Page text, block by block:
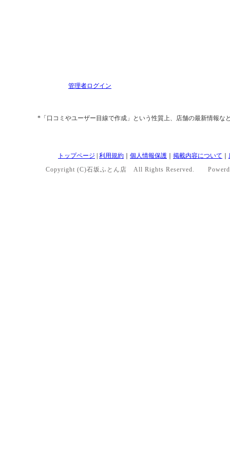
管理者ログイン
*「口コミやユーザー目線で作成」という性質上、店舗の最新情報
トップページ 利用規約 個人情報保護 掲載内容について
Copyright (C)石坂ふとん店 All Rights Reserved.